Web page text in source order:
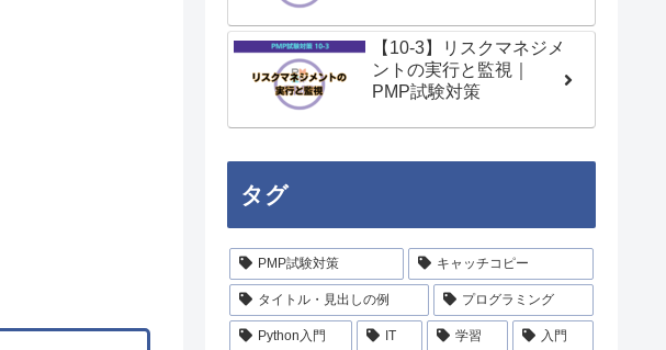
【10-3】リスクマネジメ
ントの実行と監視｜
PMP試験対策
タグ
PMP試験対策 キャッチコピー
タイトル・見出しの例 プログラミング
Python入門 IT 学習 入門